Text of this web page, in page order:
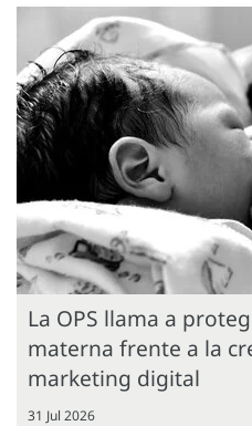
La OPS llama a
materna frente a la
marketing digital
31 Jul 2026